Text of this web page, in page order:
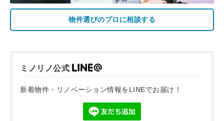
物件選びのプロに相談する
ミノリノ公式
新着物件・リノベーション情報をLINEでお届け！